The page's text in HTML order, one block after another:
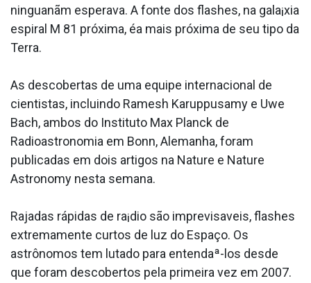
ninguanãm esperava. A fonte dos flashes, na gala¡xia
espiral M 81 próxima, éa mais próxima de seu tipo da
Terra.
As descobertas de uma equipe internacional de
cientistas, incluindo Ramesh Karuppusamy e Uwe
Bach, ambos do Instituto Max Planck de
Radioastronomia em Bonn, Alemanha, foram
publicadas em dois artigos na Nature e Nature
Astronomy nesta semana.
Rajadas rápidas de ra¡dio são imprevisa­veis, flashes
extremamente curtos de luz do Espaço. Os
astrônomos tem lutado para entendaª-los desde
que foram descobertos pela primeira vez em 2007.